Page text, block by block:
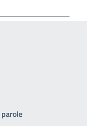
parole